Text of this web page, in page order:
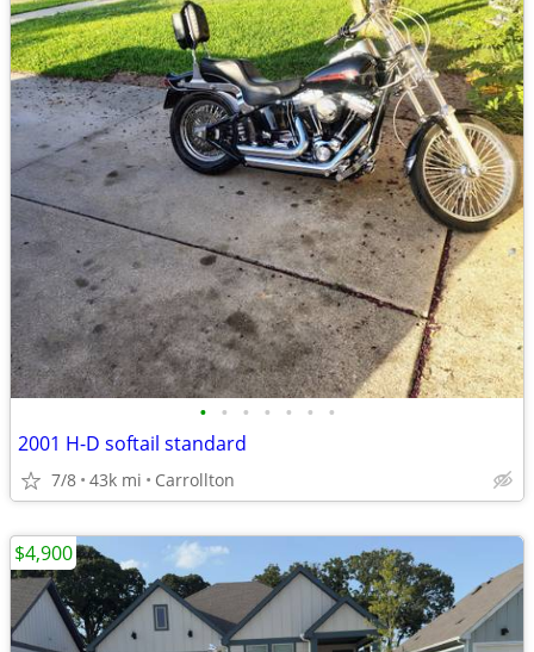
• • • • • • •
2001 H-D softail standard
7/8 43k mi Carrollton
$4,900